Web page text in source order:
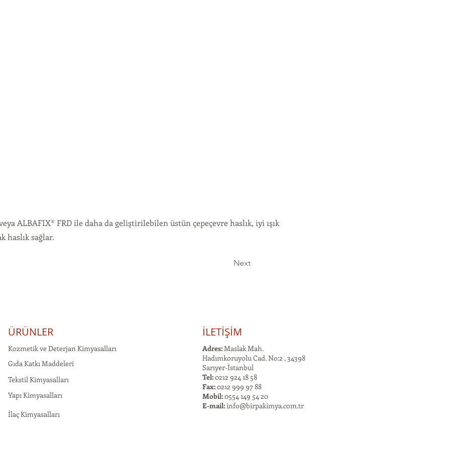
ALBAFIX® FRD ile daha da geliştirilebilen üstün çepeçevre haslık, iyi ışık
haslık sağlar.
Next
ÜRÜNLER
Kozmetik ve Deterjan Kimyasalları
Gıda Katkı Maddeleri
Tekstil Kimyasalları
Yapı Kimyasalları
İlaç Kimyasalları
İLETİŞİM
Adres:Maslak Mah.
Hadımkoruyolu Cad. No:2 , 34398
Sarıyer-İstanbul
Tel:0212 924 18 58
Fax:0212 999 97 88
Mobil:0554 149 54 20
E-mail:info@birpakimya.com.tr